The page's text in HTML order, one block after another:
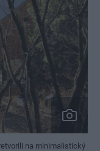
na minimalistický